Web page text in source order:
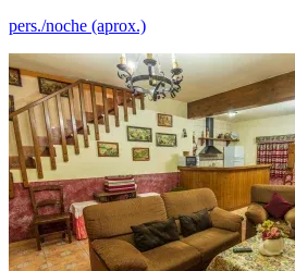
pers./noche (aprox.)